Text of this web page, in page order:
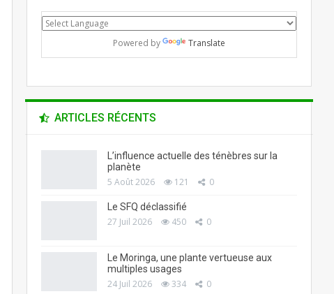
Powered by Translate
ARTICLES RÉCENTS
L’influence actuelle des ténèbres sur la
planète
5 Août 2026 121 0
Le SFQ déclassifié
27 Juil 2026 450 0
Le Moringa, une plante vertueuse aux
multiples usages
24 Juil 2026 334 0